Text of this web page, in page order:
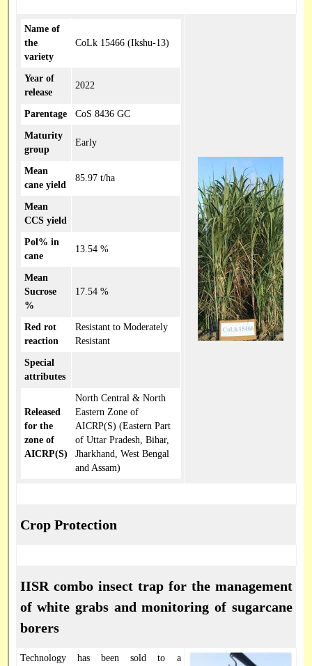
Name of
the
variety
CoLk 15466 (Ikshu-13)
Year of
release
2022
Parentage CoS 8436 GC
Maturity
group
Early
Mean
cane yield
85.97 t/ha
Mean
CCS yield
Pol% in
cane
13.54 %
Mean
Sucrose
%
17.54 %
Red rot
reaction
Resistant to Moderately
Resistant
Special
attributes
Released
for the
zone of
AICRP(S)
North Central & North
Eastern Zone of
AICRP(S) (Eastern Part
of Uttar Pradesh, Bihar,
Jharkhand, West Bengal
and Assam)
Crop Protection
IISR combo insect trap for the management
of white grabs and monitoring of sugarcane
borers
Technology has been sold to a